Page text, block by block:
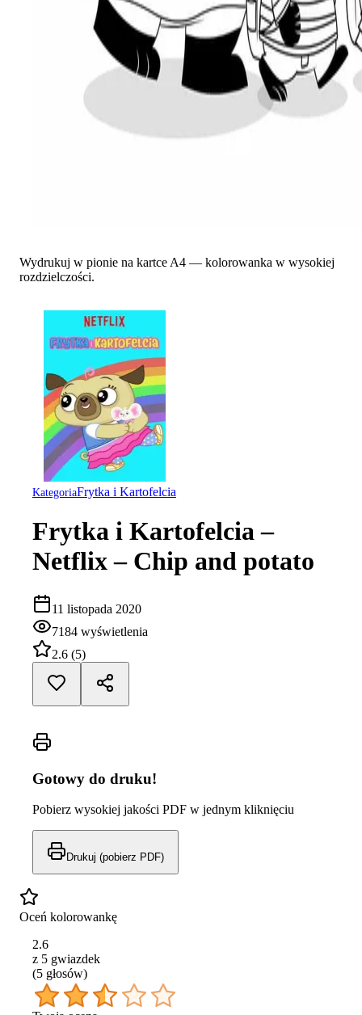
Wydrukuj w pionie na kartce A4 — kolorowanka w wysokiej
rozdzielczości.
KategoriaFrytka i Kartofelcia
Frytka i Kartofelcia –
Netflix – Chip and potato
11 listopada 2020
7184 wyświetlenia
2.6 (5)
Gotowy do druku!
Pobierz wysokiej jakości PDF w jednym kliknięciu
Drukuj (pobierz PDF)
Oceń kolorowankę
2.6
z 5 gwiazdek
(5 głosów)